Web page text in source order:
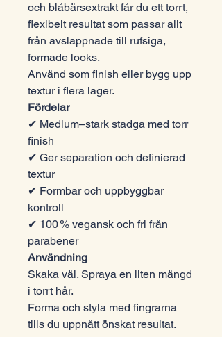
och blåbärsextrakt får du ett torrt,
flexibelt resultat som passar allt
från avslappnade till rufsiga,
formade looks.
Använd som finish eller bygg upp
textur i flera lager.
Fördelar
✔︎ Medium–stark stadga med torr
finish
✔︎ Ger separation och definierad
textur
✔︎ Formbar och uppbyggbar
kontroll
✔︎ 100 % vegansk och fri från
parabener
Användning
Skaka väl. Spraya en liten mängd
i torrt hår.
Forma och styla med fingrarna
tills du uppnått önskat resultat.